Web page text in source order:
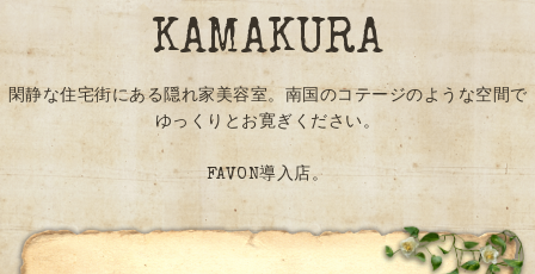
KAMAKURA
閑静な住宅街にある隠れ家美容室。南国のコテージのような空間で
ゆっくりとお寛ぎください。
FAVON導入店。